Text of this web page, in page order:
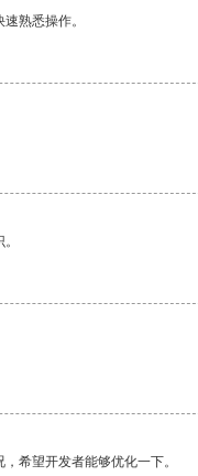
熟悉操作。
希望开发者能够优化一下。